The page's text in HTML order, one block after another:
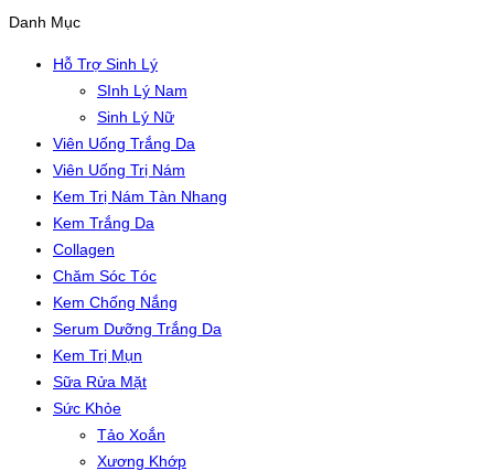
Danh Mục
Hỗ Trợ Sinh Lý
SInh Lý Nam
Sinh Lý Nữ
Viên Uống Trắng Da
Viên Uống Trị Nám
Kem Trị Nám Tàn Nhang
Kem Trắng Da
Collagen
Chăm Sóc Tóc
Kem Chống Nắng
Serum Dưỡng Trắng Da
Kem Trị Mụn
Sữa Rửa Mặt
Sức Khỏe
Tảo Xoắn
Xương Khớp